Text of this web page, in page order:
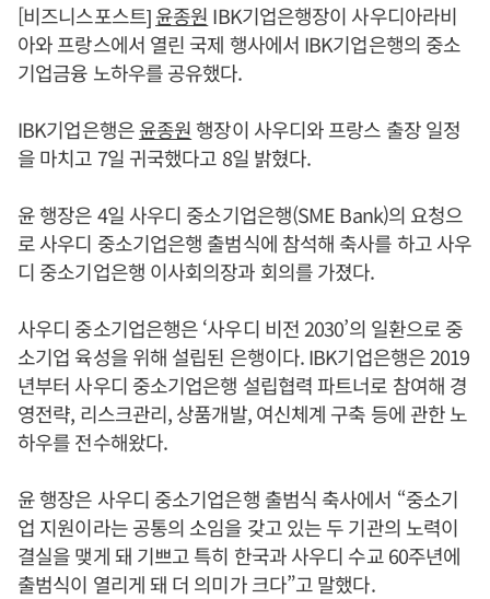
[비즈니스포스트]윤종원 IBK기업은행장이 사우디아라비
아와 프랑스에서 열린 국제 행사에서 IBK기업은행의 중소
기업금융 노하우를 공유했다.
IBK기업은행은윤종원행장이 사우디와 프랑스 출장 일정
을 마치고 7일 귀국했다고 8일 밝혔다.
윤 행장은 4일 사우디 중소기업은행(SME Bank)의 요청으
로 사우디 중소기업은행 출범식에 참석해 축사를 하고 사우
디 중소기업은행 이사회의장과 회의를 가졌다.
사우디 중소기업은행은 ‘사우디 비전 2030’의 일환으로 중
소기업 육성을 위해 설립된 은행이다. IBK기업은행은 2019
년부터 사우디 중소기업은행 설립협력 파트너로 참여해 경
영전략, 리스크관리, 상품개발, 여신체계 구축 등에 관한 노
하우를 전수해왔다.
윤 행장은 사우디 중소기업은행 출범식 축사에서 “중소기
업 지원이라는 공통의 소임을 갖고 있는 두 기관의 노력이
결실을 맺게 돼 기쁘고 특히 한국과 사우디 수교 60주년에
출범식이 열리게 돼 더 의미가 크다”고 말했다.